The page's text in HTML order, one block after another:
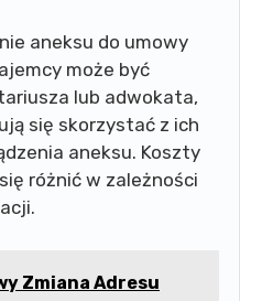
aneksu do umowy
może być
lub adwokata,
się skorzystać z ich
aneksu. Koszty
różnić w zależności
Zmiana Adresu